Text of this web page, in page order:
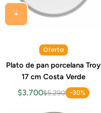
Oferta
Plato de pan porcelana Troy
17 cm Costa Verde
$3.700$5.290 -30%